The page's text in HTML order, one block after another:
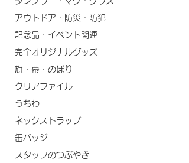
アウトドア・防災・防犯
記念品・イベント関連
完全オリジナルグッズ
旗・幕・のぼり
クリアファイル
うちわ
ネックストラップ
缶バッジ
スタッフのつぶやき